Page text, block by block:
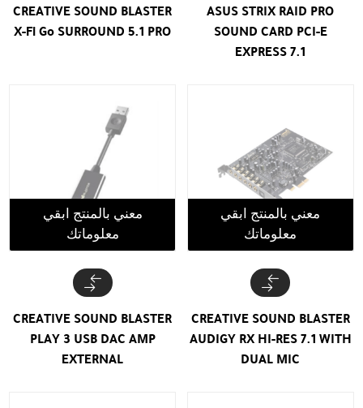
ASUS STRIX RAID PRO
SOUND CARD PCI-E
EXPRESS 7.1
CREATIVE SOUND BLASTER
X-Fi Go SURROUND 5.1 PRO
معني بالمنتج ابقي
معلوماتك
CREATIVE SOUND BLASTER
AUDIGY RX HI-RES 7.1 WITH
DUAL MIC
معني بالمنتج ابقي
معلوماتك
CREATIVE SOUND BLASTER
PLAY 3 USB DAC AMP
EXTERNAL